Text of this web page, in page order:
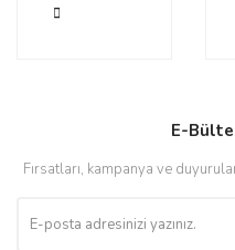
E-
Fırsatları, kampanya ve